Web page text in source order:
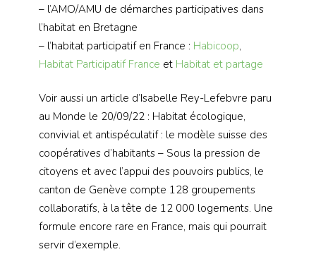
– l’AMO/AMU de démarches participatives dans
l’habitat en Bretagne
– l’habitat participatif en France : Habicoop,
Habitat Participatif France et Habitat et partage
Voir aussi un article d’Isabelle Rey-Lefebvre paru
au Monde le 20/09/22 : Habitat écologique,
convivial et antispéculatif : le modèle suisse des
coopératives d’habitants – Sous la pression de
citoyens et avec l’appui des pouvoirs publics, le
canton de Genève compte 128 groupements
collaboratifs, à la tête de 12 000 logements. Une
formule encore rare en France, mais qui pourrait
servir d’exemple.